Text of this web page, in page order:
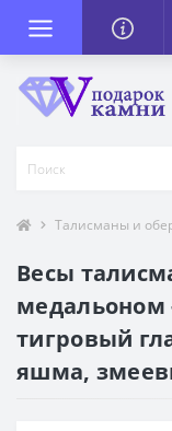
Талисманы и
Весы
медальоном
тигровый
яшма,